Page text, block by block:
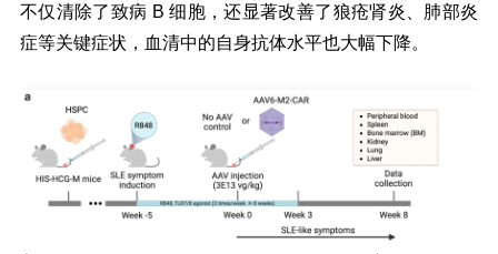
不仅清除了致病 B 细胞，还显著改善了狼疮肾炎、肺部炎
症等关键症状，血清中的自身抗体水平也大幅下降。